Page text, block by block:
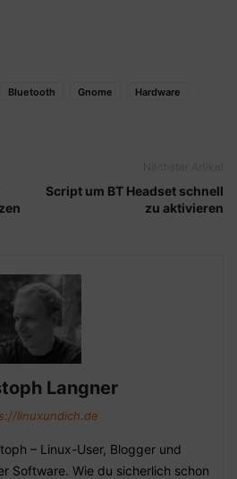
Bluetooth Gnome
Hardware
Script um BT Headset schnell
zu aktivieren
Langner
linuxundich.de
– Linux-User, Blogger und
Software. Wie du sicherlich schon